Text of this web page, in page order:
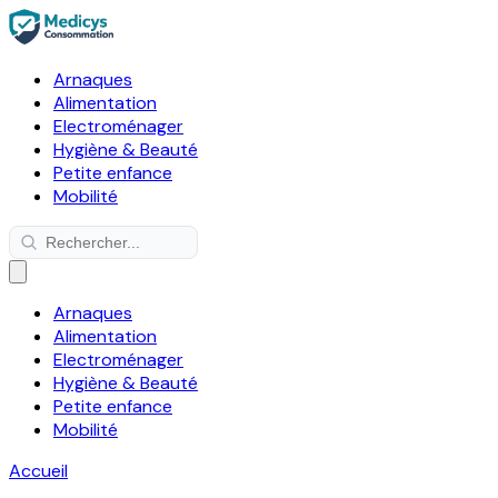
Arnaques
Alimentation
Electroménager
Hygiène & Beauté
Petite enfance
Mobilité
Arnaques
Alimentation
Electroménager
Hygiène & Beauté
Petite enfance
Mobilité
Accueil